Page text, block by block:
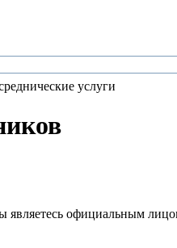
услуги
официальным